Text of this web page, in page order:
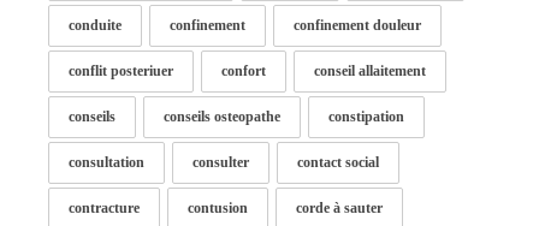
conduite confinement confinement douleur
conflit posteriuer confort conseil allaitement
conseils conseils osteopathe constipation
consultation consulter contact social
contracture contusion corde à sauter